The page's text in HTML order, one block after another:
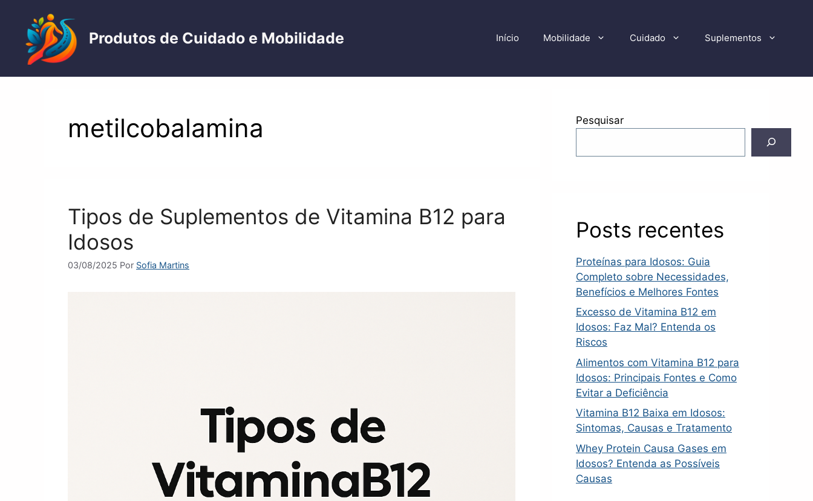
conteúdo
Produtos de Cuidado e Mobilidade Início Mobilidade Cuidado Suplementos
metilcobalamina
Tipos de Suplementos de Vitamina B12 para
Idosos
03/08/2025 Por Sofia Martins
Pesquisar
Posts recentes
Proteínas para Idosos: Guia
Completo sobre Necessidades,
Benefícios e Melhores Fontes
Excesso de Vitamina B12 em
Idosos: Faz Mal? Entenda os
Riscos
Alimentos com Vitamina B12 para
Idosos: Principais Fontes e Como
Evitar a Deficiência
Vitamina B12 Baixa em Idosos:
Sintomas, Causas e Tratamento
Whey Protein Causa Gases em
Idosos? Entenda as Possíveis
Causas